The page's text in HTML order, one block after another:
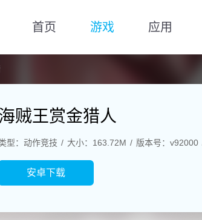
首页 游戏 应用
贼王赏金猎人
型：动作竞技 大小：163.72M 版本号：v92000
安卓下载